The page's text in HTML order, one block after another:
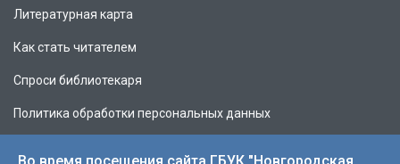
Литературная карта
Как стать читателем
Спроси библиотекаря
Политика обработки персональных данных